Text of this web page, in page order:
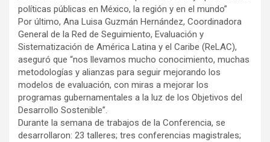
políticas públicas en México, la región y en el mundo”
Por último, Ana Luisa Guzmán Hernández, Coordinadora
General de la Red de Seguimiento, Evaluación y
Sistematización de América Latina y el Caribe (ReLAC),
aseguró que “nos llevamos mucho conocimiento, muchas
metodologías y alianzas para seguir mejorando los
modelos de evaluación, con miras a mejorar los
programas gubernamentales a la luz de los Objetivos del
Desarrollo Sostenible”.
Durante la semana de trabajos de la Conferencia, se
desarrollaron: 23 talleres; tres conferencias magistrales;